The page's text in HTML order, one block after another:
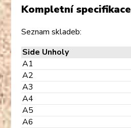
Kompletní specifikace
Seznam skladeb:
Side Unholy
A1
A2
A3
A4
A5
A6